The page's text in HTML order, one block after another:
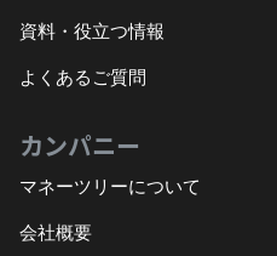
資料・役立つ情報
よくあるご質問
カンパニー
マネーツリーについて
会社概要